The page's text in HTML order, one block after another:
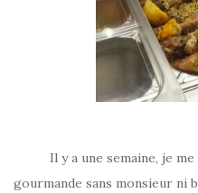
Il y a une semaine, je me
gourmande sans monsieur ni